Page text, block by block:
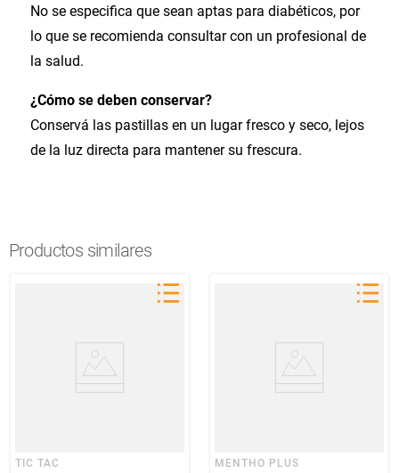
No se especifica que sean aptas para diabéticos, por
lo que se recomienda consultar con un profesional de
la salud.
¿Cómo se deben conservar?
Conservá las pastillas en un lugar fresco y seco, lejos
de la luz directa para mantener su frescura.
Productos similares
TIC TAC MENTHO PLUS